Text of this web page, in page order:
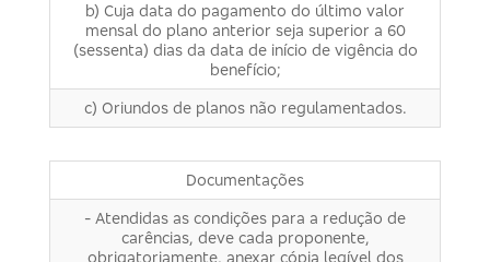
b) Cuja data do pagamento do último valor
mensal do plano anterior seja superior a 60
(sessenta) dias da data de início de vigência do
benefício;
c) Oriundos de planos não regulamentados.
Documentações
- Atendidas as condições para a redução de
carências, deve cada proponente,
obrigatoriamente, anexar cópia legível dos